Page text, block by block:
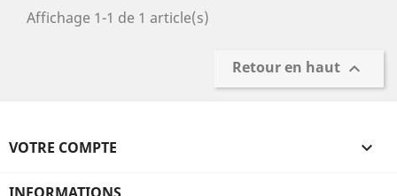
Affichage 1-1 de 1 article(s)
Retour en haut 
VOTRE COMPTE 